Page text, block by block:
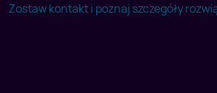
Zostaw kontakt i poznaj szczegóły